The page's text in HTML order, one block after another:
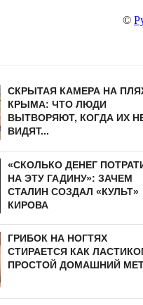
©
СКРЫТАЯ КАМЕРА НА
КРЫМА: ЧТО ЛЮДИ
ВЫТВОРЯЮТ, КОГДА ИХ
ВИДЯТ...
«СКОЛЬКО ДЕНЕГ
НА ЭТУ ГАДИНУ»: ЗАЧЕМ
СТАЛИН СОЗДАЛ «КУЛЬТ»
КИРОВА
ГРИБОК НА НОГТЯХ
СТИРАЕТСЯ КАК
ПРОСТОЙ ДОМАШНИЙ